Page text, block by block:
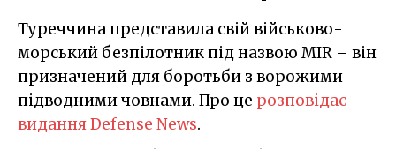
Туреччина представила свій військово-
морський безпілотник під назвою MIR – він
призначений для боротьби з ворожими
підводними човнами. Про це розповідає
видання Defense News.